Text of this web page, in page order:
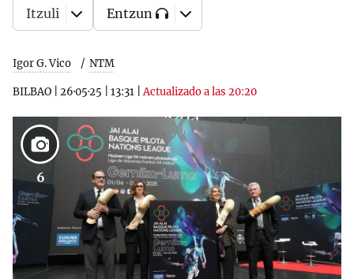
Igor G. Vico NTM
BILBAO 26·05·25 13:31 |Actualizado a las 20:20
Itzuli Entzun
6